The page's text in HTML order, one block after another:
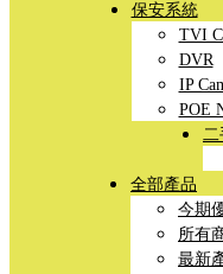
保安系統
TVI
DVR
IP
POE
二
全部產品
今期
所有
最新